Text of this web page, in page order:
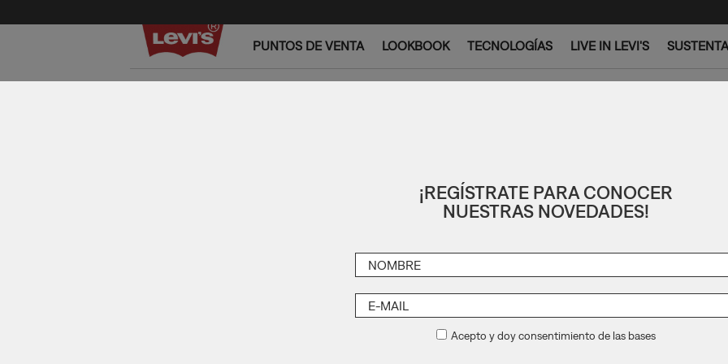
PUNTOS DE VENTA LOOKBOOK TECNOLOGÍAS LIVE IN LEVI'S
¡REGÍSTRATE PARA CONOCER
NUESTRAS NOVEDADES!
Acepto y doy consentimiento de las bases